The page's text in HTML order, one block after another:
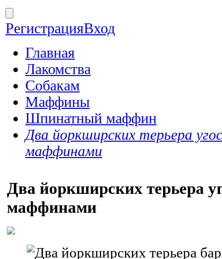
РегистрацияВход
Главная
Лакомства
Собакам
Маффины
Шпинатный маффин
Два йоркширских терьера
маффинами
Два йоркширских терьера
маффинами